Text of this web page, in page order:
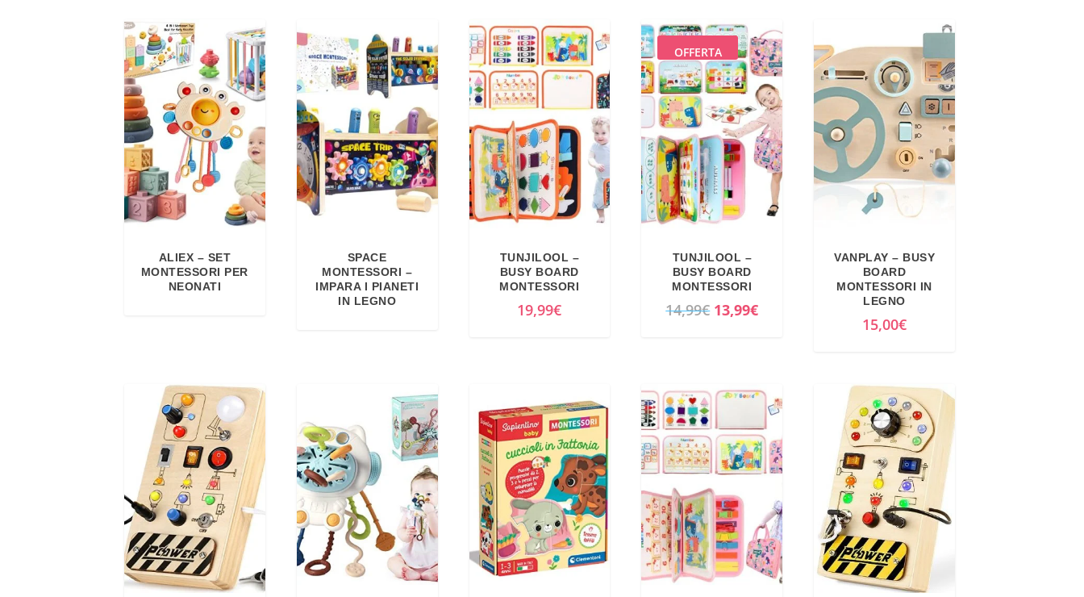
ALIEX – SET
MONTESSORI PER
NEONATI
SPACE
MONTESSORI –
IMPARA I PIANETI
IN LEGNO
TUNJILOOL –
BUSY BOARD
MONTESSORI
19,99€
OFFERTA
TUNJILOOL –
BUSY BOARD
MONTESSORI
14,99€ I
e
z
z
o
r
i
g
i
13,99€I
e
z
z
o
t
u
a
VANPLAY – BUSY
BOARD
MONTESSORI IN
LEGNO
15,00€